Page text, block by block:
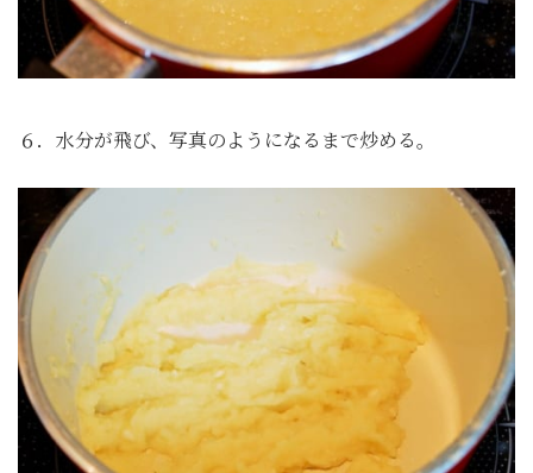
６．水分が飛び、写真のようになるまで炒める。